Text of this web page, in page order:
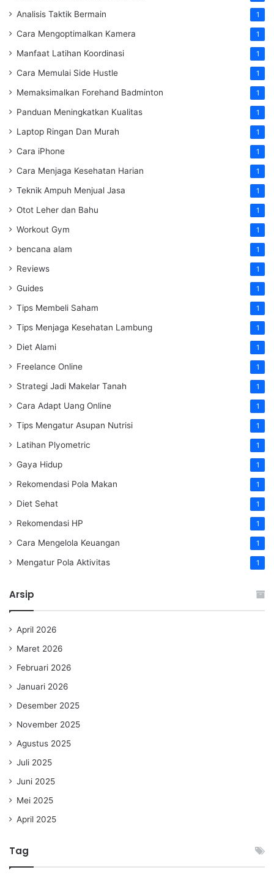
Analisis Taktik Bermain 1
Cara Mengoptimalkan Kamera 1
Manfaat Latihan Koordinasi 1
Cara Memulai Side Hustle 1
Memaksimalkan Forehand Badminton 1
Panduan Meningkatkan Kualitas 1
Laptop Ringan Dan Murah 1
Cara iPhone 1
Cara Menjaga Kesehatan Harian 1
Teknik Ampuh Menjual Jasa 1
Otot Leher dan Bahu 1
Workout Gym 1
bencana alam 1
Reviews 1
Guides 1
Tips Membeli Saham 1
Tips Menjaga Kesehatan Lambung 1
Diet Alami 1
Freelance Online 1
Strategi Jadi Makelar Tanah 1
Cara Adapt Uang Online 1
Tips Mengatur Asupan Nutrisi 1
Latihan Plyometric 1
Gaya Hidup 1
Rekomendasi Pola Makan 1
Diet Sehat 1
Rekomendasi HP 1
Cara Mengelola Keuangan 1
Mengatur Pola Aktivitas 1
Arsip
April 2026
Maret 2026
Februari 2026
Januari 2026
Desember 2025
November 2025
Agustus 2025
Juli 2025
Juni 2025
Mei 2025
April 2025
Tag